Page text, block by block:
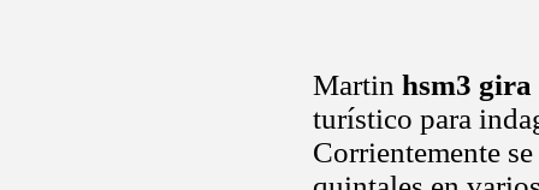
Martin hsm3 gira
turístico para
Corrientemente